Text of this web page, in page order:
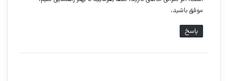
موفق باشید.
پاسخ